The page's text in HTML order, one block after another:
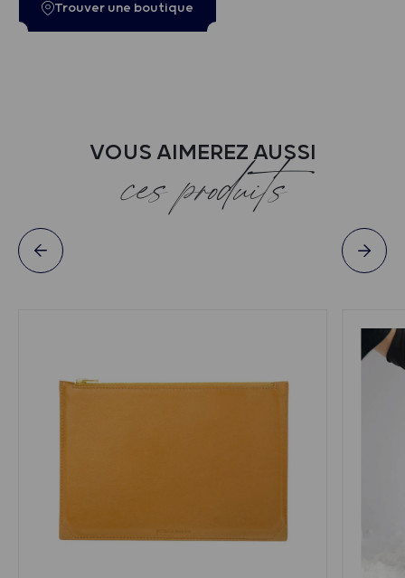
Trouver une boutique
VOUS AIMEREZ AUSSI
ces produits